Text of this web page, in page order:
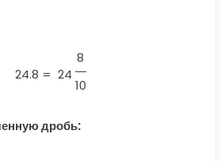
24.8 = 24
8
10
дробь: